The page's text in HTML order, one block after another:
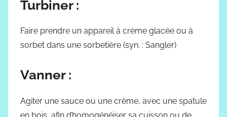
Turbiner :
Faire prendre un appareil à crème glacée ou à
sorbet dans une sorbetière (syn. : Sangler)
Vanner :
Agiter une sauce ou une crème, avec une spatule
en bois, afin d’homogénéiser sa cuisson,ou de